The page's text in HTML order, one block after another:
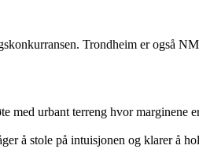
Trondheim er også
med urbant terreng hvor marginene
å stole på intuisjonen og klarer å